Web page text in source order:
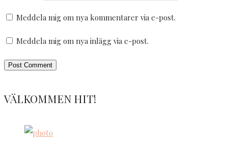
Meddela mig om nya kommentarer via e-post.
Meddela mig om nya inlägg via e-post.
VÄLKOMMEN HIT!